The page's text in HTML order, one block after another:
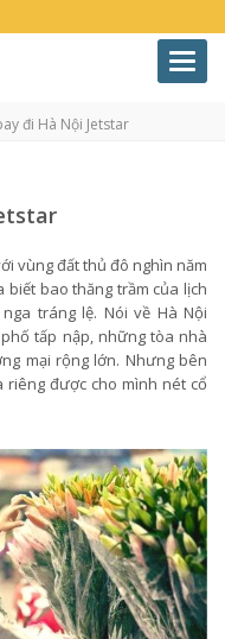
đi Hà Nội Jetstar
vùng đất thủ đô nghìn năm
biết bao thăng trầm của lịch
tráng lệ. Nói về Hà Nội
tấp nập, những tòa nhà
mại rộng lớn. Nhưng bên
riêng được cho mình nét cổ